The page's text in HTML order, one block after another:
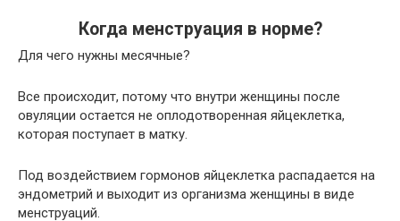
Когда менструация в норме?
Для чего нужны месячные?
Все происходит, потому что внутри женщины после
овуляции остается не оплодотворенная яйцеклетка,
которая поступает в матку.
Под воздействием гормонов яйцеклетка распадается на
эндометрий и выходит из организма женщины в виде
менструаций.